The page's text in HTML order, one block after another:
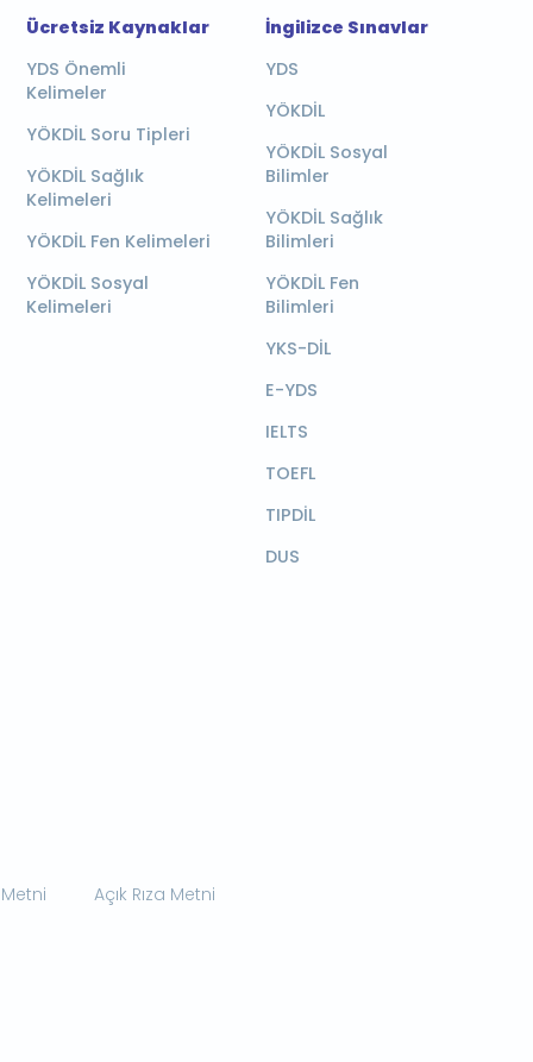
Ücretsiz Kaynaklar
YDS Önemli
Kelimeler
YÖKDİL Soru Tipleri
YÖKDİL Sağlık
Kelimeleri
YÖKDİL Fen Kelimeleri
YÖKDİL Sosyal
Kelimeleri
İngilizce Sınavlar
YDS
YÖKDİL
YÖKDİL Sosyal
Bilimler
YÖKDİL Sağlık
Bilimleri
YÖKDİL Fen
Bilimleri
YKS-DİL
E-YDS
IELTS
TOEFL
TIPDİL
DUS
Açık Rıza Metni